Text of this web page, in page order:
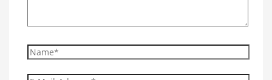
Name*